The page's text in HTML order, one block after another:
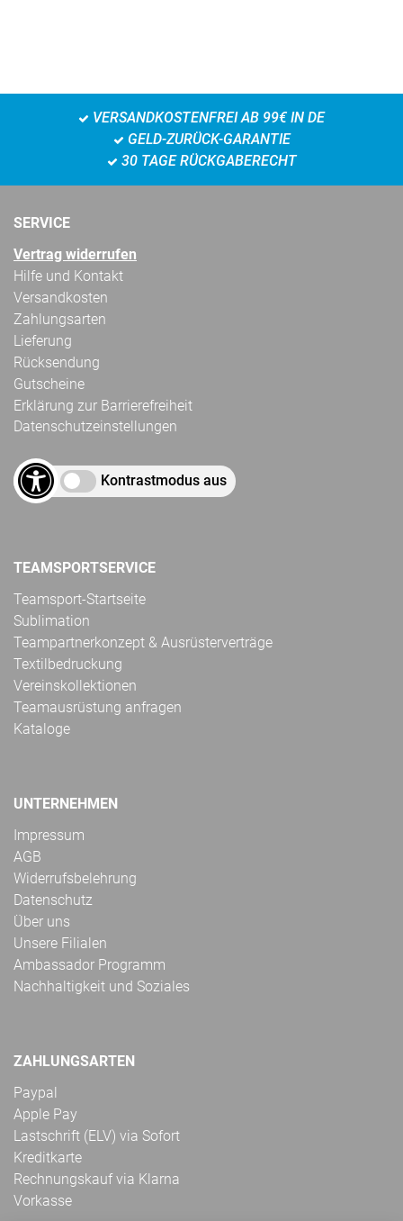
VERSANDKOSTENFREI AB 99€ IN DE
GELD-ZURÜCK-GARANTIE
30 TAGE RÜCKGABERECHT
SERVICE
Vertrag widerrufen
Hilfe und Kontakt
Versandkosten
Zahlungsarten
Lieferung
Rücksendung
Gutscheine
Erklärung zur Barrierefreiheit
Datenschutzeinstellungen
Kontrastmodus aus
TEAMSPORTSERVICE
Teamsport-Startseite
Sublimation
Teampartnerkonzept & Ausrüsterverträge
Textilbedruckung
Vereinskollektionen
Teamausrüstung anfragen
Kataloge
UNTERNEHMEN
Impressum
AGB
Widerrufsbelehrung
Datenschutz
Über uns
Unsere Filialen
Ambassador Programm
Nachhaltigkeit und Soziales
ZAHLUNGSARTEN
Paypal
Apple Pay
Lastschrift (ELV) via Sofort
Kreditkarte
Rechnungskauf via Klarna
Vorkasse